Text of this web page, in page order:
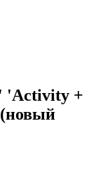
'Activity +